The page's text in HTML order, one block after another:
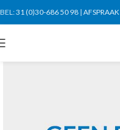
BEL:31 (0)30-686 50 98 |